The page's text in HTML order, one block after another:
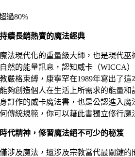
過80%
長銷熱賣的魔法經典
法現代化的重量級大師，也是現代巫
然的能量訊息，認知威卡（WICCA
嚴格束縛，康寧罕在1989年寫出了
夠創造個人在生活上所需求的能量和
訂作的威卡魔法書，也是公認進入魔
傳統規範，你可以藉此書獨立修行
精神，修習魔法絕不可少的秘笈
涉及魔法，還涉及宗教當代最關鍵的